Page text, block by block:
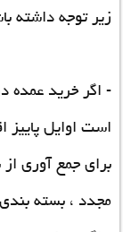
زیر توجه داشته
- اگر خرید عمده
است اوایل
برای جمع آوری
مجدد ، بسته